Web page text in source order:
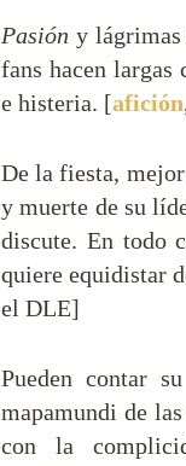
Pasión y lágrimas
fans hacen largas
e histeria. [afición
De la fiesta,
y muerte de su
discute. En todo
quiere equidistar
el DLE]
Pueden contar
mapamundi de
con la